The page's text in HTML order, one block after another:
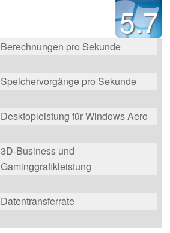
5.7
Berechnungen pro Sekunde
Speichervorgänge pro Sekunde
Desktopleistung für Windows Aero
3D-Business und
Gaminggrafikleistung
Datentransferrate